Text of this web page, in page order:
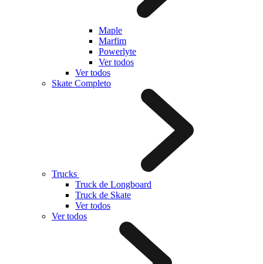
Maple
Marfim
Powerlyte
Ver todos
Ver todos
Skate Completo
Trucks
Truck de Longboard
Truck de Skate
Ver todos
Ver todos